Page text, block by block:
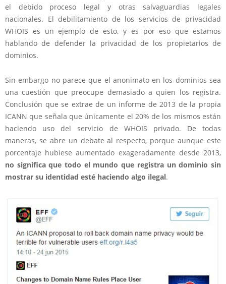
el debido proceso legal y otras salvaguardias legales
nacionales. El debilitamiento de los servicios de privacidad
WHOIS es un ejemplo de esto, y es por eso que estamos
hablando de defender la privacidad de los propietarios de
dominios.
Sin embargo no parece que el anonimato en los dominios sea
una cuestión que preocupe demasiado a quien los registra.
Conclusión que se extrae de un informe de 2013 de la propia
ICANN que señala que únicamente el 20% de los mismos están
haciendo uso del servicio de WHOIS privado. De todas
maneras, se abre un debate al respecto, porque aunque este
porcentaje hubiese aumentado exageradamente desde 2013,
no significa que todo el mundo que registra un dominio sin
mostrar su identidad esté haciendo algo ilegal.